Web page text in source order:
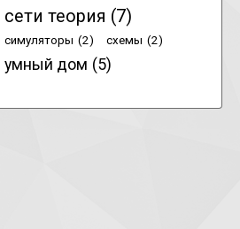
сети теория (7)
симуляторы (2) схемы (2)
умный дом (5)